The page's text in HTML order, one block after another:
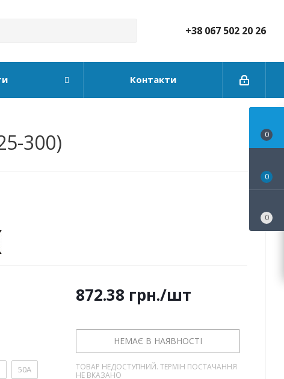
+38 067 502 20 26
Контакти
300)
50А
872.38 грн./шт
НЕМАЄ В НАЯВНОСТІ
ТОВАР НЕДОСТУПНИЙ. ТЕРМІН ПОСТАЧАННЯ
НЕ ВКАЗАНО
0
0
0